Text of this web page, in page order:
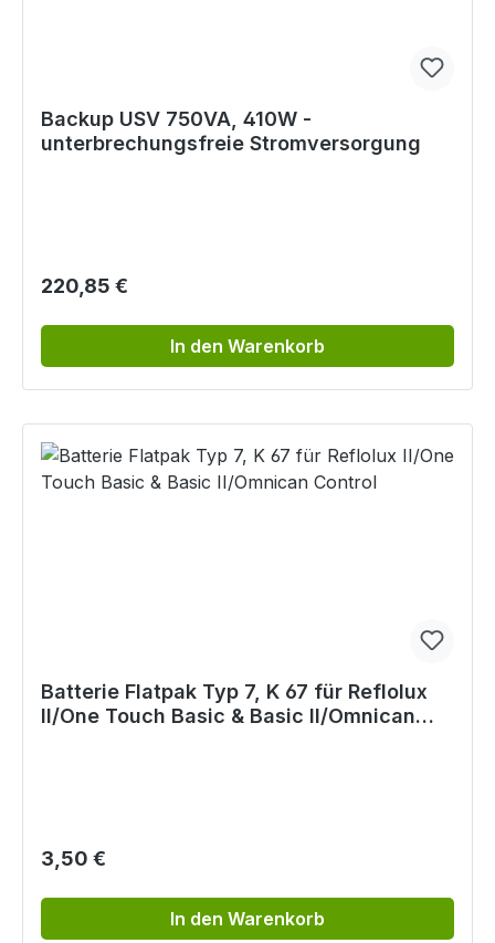
Backup USV 750VA, 410W -
unterbrechungsfreie Stromversorgung
Regulärer Preis:
220,85 €
In den Warenkorb
Batterie Flatpak Typ 7, K 67 für Reflolux
II/One Touch Basic & Basic II/Omnican
Regulärer Preis:
3,50 €
In den Warenkorb